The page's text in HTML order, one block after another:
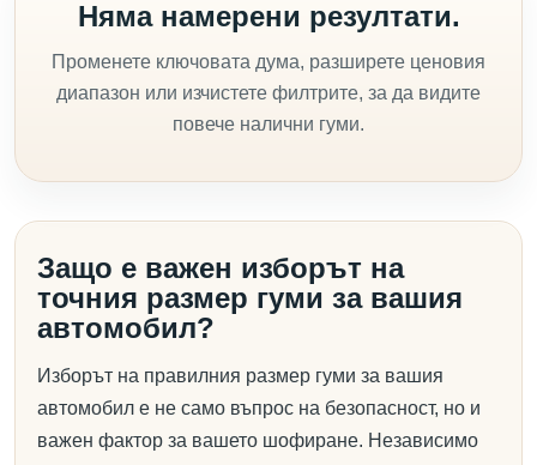
Няма намерени резултати.
Променете ключовата дума, разширете ценовия
диапазон или изчистете филтрите, за да видите
повече налични гуми.
Защо е важен изборът на
точния размер гуми за вашия
автомобил?
Изборът на правилния размер гуми за вашия
автомобил е не само въпрос на безопасност, но и
важен фактор за вашето шофиране. Независимо